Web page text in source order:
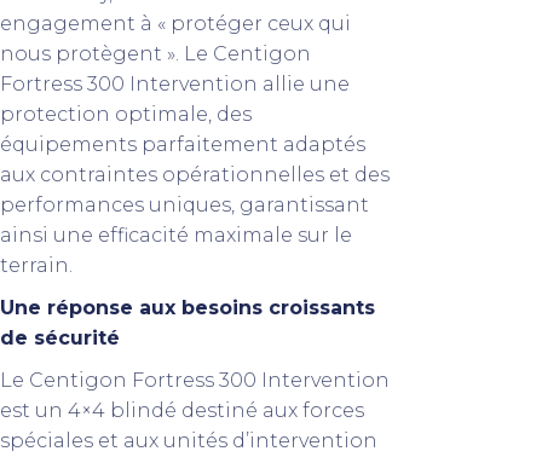
engagement à « protéger ceux qui
nous protègent ». Le Centigon
Fortress 300 Intervention allie une
protection optimale, des
équipements parfaitement adaptés
aux contraintes opérationnelles et des
performances uniques, garantissant
ainsi une efficacité maximale sur le
terrain.
Une réponse aux besoins croissants
de sécurité
Le Centigon Fortress 300 Intervention
est un 4×4 blindé destiné aux forces
spéciales et aux unités d’intervention